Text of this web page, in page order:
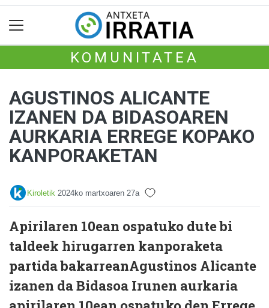
KOMUNITATEA
AGUSTINOS ALICANTE
IZANEN DA BIDASOAREN
AURKARIA ERREGE KOPAKO
KANPORAKETAN
Kiroletik 2024ko martxoaren 27a
Apirilaren 10ean ospatuko dute bi
taldeek hirugarren kanporaketa
partida bakarreanAgustinos Alicante
izanen da Bidasoa Irunen aurkaria